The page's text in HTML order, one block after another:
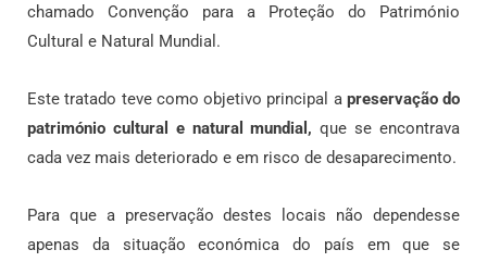
chamado Convenção para a Proteção do Património
Cultural e Natural Mundial.
Este tratado teve como objetivo principal a preservação do
património cultural e natural mundial, que se encontrava
cada vez mais deteriorado e em risco de desaparecimento.
Para que a preservação destes locais não dependesse
apenas da situação económica do país em que se